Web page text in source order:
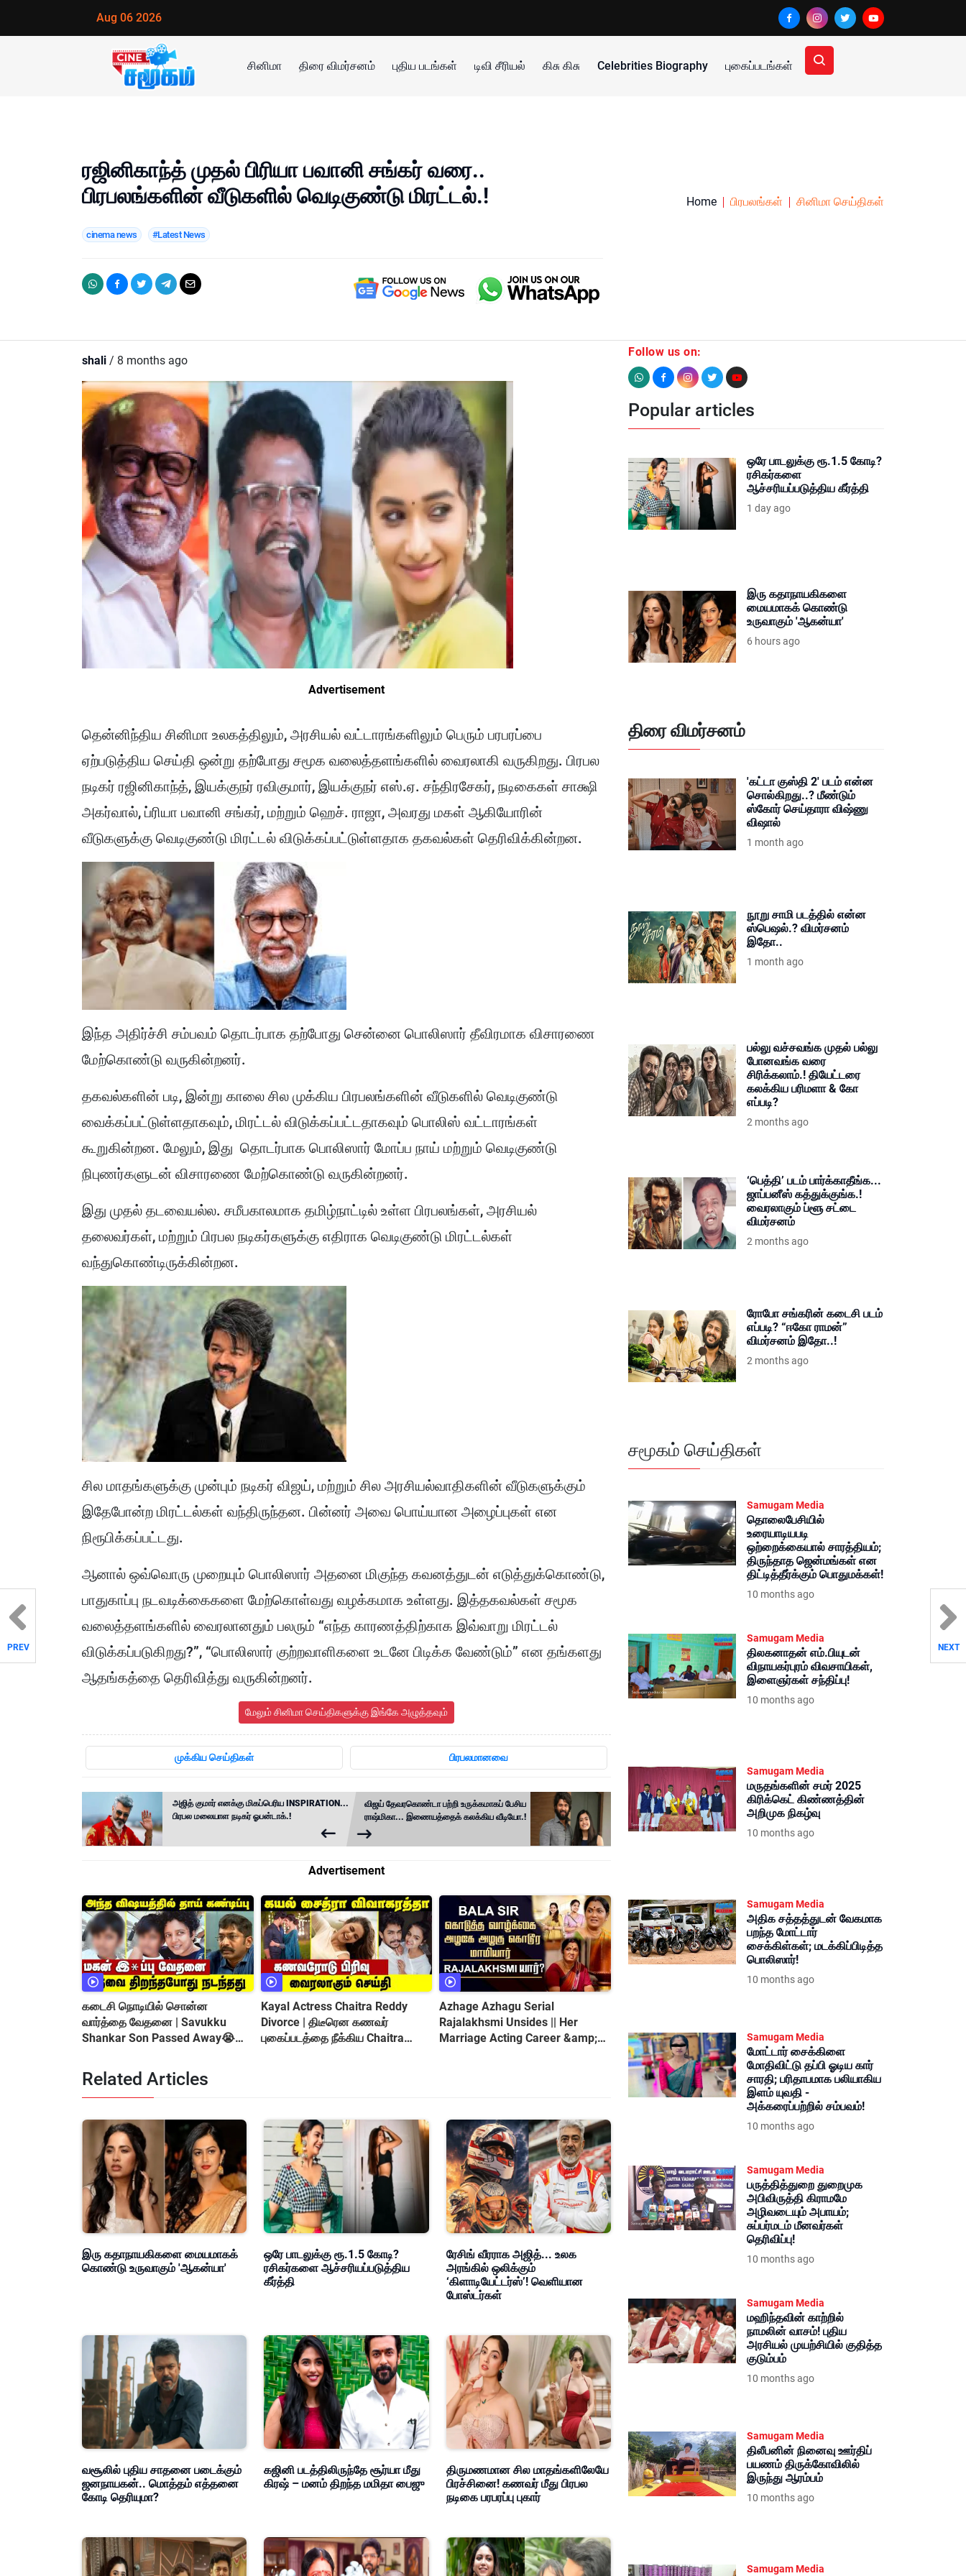
Aug 06 2026
சினிமா திரை விமர்சனம் புதிய படங்கள் டிவி சீரியல் கிசு கிசு Celebrities Biography புகைப்படங்கள்
ரஜினிகாந்த் முதல் பிரியா பவானி சங்கர் வரை..
பிரபலங்களின் வீடுகளில் வெடிகுண்டு மிரட்டல்.!
cinema news #Latest News
Home பிரபலங்கள் சினிமா செய்திகள்
shali / 8 months ago
Advertisement
தென்னிந்திய சினிமா உலகத்திலும், அரசியல் வட்டாரங்களிலும் பெரும் பரபரப்பை
ஏற்படுத்திய செய்தி ஒன்று தற்போது சமூக வலைத்தளங்களில் வைரலாகி வருகிறது. பிரபல
நடிகர் ரஜினிகாந்த், இயக்குநர் ரவிகுமார், இயக்குநர் எஸ்.ஏ. சந்திரசேகர், நடிகைகள் சாக்ஷி
அகர்வால், ப்ரியா பவானி சங்கர், மற்றும் ஹெச். ராஜா, அவரது மகள் ஆகியோரின்
வீடுகளுக்கு வெடிகுண்டு மிரட்டல் விடுக்கப்பட்டுள்ளதாக தகவல்கள் தெரிவிக்கின்றன.
இந்த அதிர்ச்சி சம்பவம் தொடர்பாக தற்போது சென்னை பொலிஸார் தீவிரமாக விசாரணை
மேற்கொண்டு வருகின்றனர்.
தகவல்களின் படி, இன்று காலை சில முக்கிய பிரபலங்களின் வீடுகளில் வெடிகுண்டு
வைக்கப்பட்டுள்ளதாகவும், மிரட்டல் விடுக்கப்பட்டதாகவும் பொலிஸ் வட்டாரங்கள்
கூறுகின்றன. மேலும், இது தொடர்பாக பொலிஸார் மோப்ப நாய் மற்றும் வெடிகுண்டு
நிபுணர்களுடன் விசாரணை மேற்கொண்டு வருகின்றனர்.
இது முதல் தடவையல்ல. சமீபகாலமாக தமிழ்நாட்டில் உள்ள பிரபலங்கள், அரசியல்
தலைவர்கள், மற்றும் பிரபல நடிகர்களுக்கு எதிராக வெடிகுண்டு மிரட்டல்கள்
வந்துகொண்டிருக்கின்றன.
சில மாதங்களுக்கு முன்பும் நடிகர் விஜய், மற்றும் சில அரசியல்வாதிகளின் வீடுகளுக்கும்
இதேபோன்ற மிரட்டல்கள் வந்திருந்தன. பின்னர் அவை பொய்யான அழைப்புகள் என
நிரூபிக்கப்பட்டது.
ஆனால் ஒவ்வொரு முறையும் பொலிஸார் அதனை மிகுந்த கவனத்துடன் எடுத்துக்கொண்டு,
பாதுகாப்பு நடவடிக்கைகளை மேற்கொள்வது வழக்கமாக உள்ளது. இத்தகவல்கள் சமூக
வலைத்தளங்களில் வைரலானதும் பலரும் “எந்த காரணத்திற்காக இவ்வாறு மிரட்டல்
விடுக்கப்படுகிறது?”, “பொலிஸார் குற்றவாளிகளை உடனே பிடிக்க வேண்டும்” என தங்களது
ஆதங்கத்தை தெரிவித்து வருகின்றனர்.
மேலும் சினிமா செய்திகளுக்கு இங்கே அழுத்தவும்
முக்கிய செய்திகள் பிரபலமானவை
அஜித் குமார் எனக்கு மிகப்பெரிய INSPIRATION...
பிரபல மலையாள நடிகர் ஓபன்டாக்.!
விஜய் தேவரகொண்டா பற்றி உருக்கமாகப் பேசிய
ராஷ்மிகா... இணையத்தைக் கலக்கிய வீடியோ.!
PREV NEXT
Advertisement
கடைசி நொடியில் சொன்ன
வார்த்தை வேதனை | Savukku
Shankar Son Passed Away😭
Kayal Actress Chaitra Reddy
Divorce | திடீரென கணவர்
புகைப்படத்தை நீக்கிய Chaitra
Azhage Azhagu Serial
Rajalakhsmi Unsides || Her
Marriage Acting Career &amp;
Related Articles
இரு கதாநாயகிகளை மையமாகக்
கொண்டு உருவாகும் 'ஆகன்யா'
ஒரே பாடலுக்கு ரூ.1.5 கோடி?
ரசிகர்களை ஆச்சரியப்படுத்திய
கீர்த்தி
ரேசிங் வீரராக அஜித்... உலக
அரங்கில் ஒலிக்கும்
‘கிளாடியேட்டர்ஸ்’! வெளியான
போஸ்டர்கள்
வசூலில் புதிய சாதனை படைக்கும்
ஜனநாயகன்.. மொத்தம் எத்தனை
கோடி தெரியுமா?
கஜினி படத்திலிருந்தே சூர்யா மீது
கிரஷ் – மனம் திறந்த மமிதா பைஜு
திருமணமான சில மாதங்களிலேயே
பிரச்சினை! கணவர் மீது பிரபல
நடிகை பரபரப்பு புகார்
Follow us on:
Popular articles
ஒரே பாடலுக்கு ரூ.1.5 கோடி?
ரசிகர்களை
ஆச்சரியப்படுத்திய கீர்த்தி
1 day ago
இரு கதாநாயகிகளை
மையமாகக் கொண்டு
உருவாகும் 'ஆகன்யா'
6 hours ago
திரை விமர்சனம்
'கட்டா குஸ்தி 2' படம் என்ன
சொல்கிறது..? மீண்டும்
ஸ்கோர் செய்தாரா விஷ்ணு
விஷால்
1 month ago
நூறு சாமி படத்தில் என்ன
ஸ்பெஷல்.? விமர்சனம்
இதோ..
1 month ago
பல்லு வச்சவங்க முதல் பல்லு
போனவங்க வரை
சிரிக்கலாம்.! தியேட்டரை
கலக்கிய பரிமளா & கோ
எப்படி?
2 months ago
‘பெத்தி’ படம் பார்க்காதீங்க...
ஜாப்பனீஸ் கத்துக்குங்க.!
வைரலாகும் ப்ளூ சட்டை
விமர்சனம்
2 months ago
ரோபோ சங்கரின் கடைசி படம்
எப்படி? “ஈகோ ராமன்”
விமர்சனம் இதோ..!
2 months ago
சமூகம் செய்திகள்
Samugam Media
தொலைபேசியில்
உரையாடியபடி
ஒற்றைக்கையால் சாரத்தியம்;
திருந்தாத ஜென்மங்கள் என
திட்டித்தீர்க்கும் பொதுமக்கள்!
10 months ago
Samugam Media
திலகனாதன் எம்.பியுடன்
விநாயகர்புரம் விவசாயிகள்,
இளைஞர்கள் சந்திப்பு!
10 months ago
Samugam Media
மருதங்களின் சமர் 2025
கிரிக்கெட் கிண்ணத்தின்
அறிமுக நிகழ்வு
10 months ago
Samugam Media
அதிக சத்தத்துடன் வேகமாக
பறந்த மோட்டார்
சைக்கிள்கள்; மடக்கிப்பிடித்த
பொலிஸார்!
10 months ago
Samugam Media
மோட்டார் சைக்கிளை
மோதிவிட்டு தப்பி ஓடிய கார்
சாரதி; பரிதாபமாக பலியாகிய
இளம் யுவதி -
அக்கரைப்பற்றில் சம்பவம்!
10 months ago
Samugam Media
பருத்தித்துறை துறைமுக
அபிவிருத்தி கிராமமே
அழிவடையும் அபாயம்;
சுப்பர்மடம் மீனவர்கள்
தெரிவிப்பு!
10 months ago
Samugam Media
மஹிந்தவின் காற்றில்
நாமலின் வாசம்! புதிய
அரசியல் முயற்சியில் குதித்த
குடும்பம்
10 months ago
Samugam Media
திலீபனின் நினைவு ஊர்திப்
பயணம் திருக்கோவிலில்
இருந்து ஆரம்பம்
10 months ago
Samugam Media